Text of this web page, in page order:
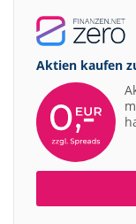
Aktien kaufen